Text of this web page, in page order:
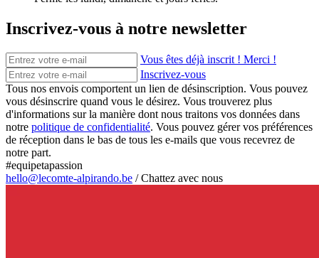
Inscrivez-vous à notre newsletter
Vous êtes déjà inscrit ! Merci !
Inscrivez-vous
Tous nos envois comportent un lien de désinscription. Vous pouvez
vous désinscrire quand vous le désirez. Vous trouverez plus
d'informations sur la manière dont nous traitons vos données dans
notre politique de confidentialité. Vous pouvez gérer vos préférences
de réception dans le bas de tous les e-mails que vous recevrez de
notre part.
#equipetapassion
hello@lecomte-alpirando.be /Chattez avec nous